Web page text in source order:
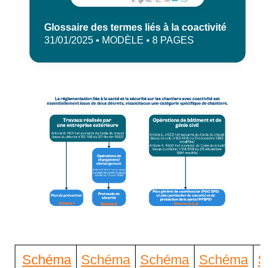
Glossaire des termes liés à la coactivité
31/01/2025 • MODÈLE • 8 PAGES
Schéma
Schéma
Schéma
Schéma